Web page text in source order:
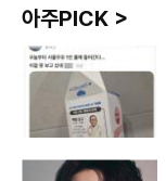
아주PICK >